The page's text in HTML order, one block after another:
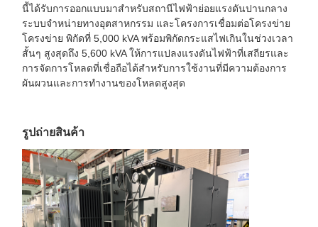
นี้ได้รับการออกแบบมาสำหรับสถานีไฟฟ้าย่อยแรงดันปานกลาง
ระบบจำหน่ายทางอุตสาหกรรม และโครงการเชื่อมต่อโครงข่าย
โครงข่าย พิกัดที่ 5,000 kVA พร้อมพิกัดกระแสไฟเกินในช่วงเวลา
สั้นๆ สูงสุดถึง 5,600 kVA ให้การแปลงแรงดันไฟฟ้าที่เสถียรและ
การจัดการโหลดที่เชื่อถือได้สำหรับการใช้งานที่มีความต้องการ
ผันผวนและการทำงานของโหลดสูงสุด
รูปถ่ายสินค้า